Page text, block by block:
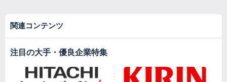
関連コンテンツ
注目の大手・優良企業特集